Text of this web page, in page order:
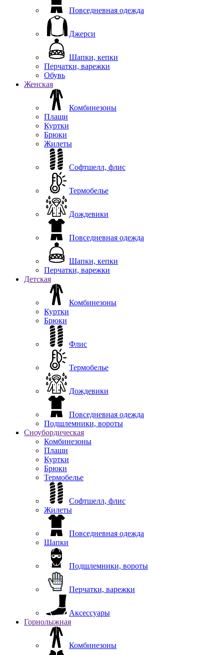
Повседневная одежда
Джерси
Шапки, кепки
Перчатки, варежки
Обувь
Женская
Комбинезоны
Плащи
Куртки
Брюки
Жилеты
Софтшелл, флис
Термобелье
Дождевики
Повседневная одежда
Шапки, кепки
Перчатки, варежки
Детская
Комбинезоны
Куртки
Брюки
Флис
Термобелье
Дождевики
Повседневная одежда
Подшлемники, вороты
Сноубордическая
Комбинезоны
Плащи
Куртки
Брюки
Термобелье
Софтшелл, флис
Жилеты
Повседневная одежда
Шапки
Подшлемники, вороты
Перчатки, варежки
Аксессуары
Горнолыжная
Комбинезоны